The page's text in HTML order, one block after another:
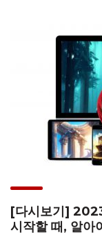
[다시보기]
시작할 때, 알아